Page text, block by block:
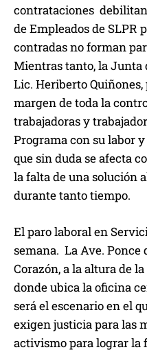
contrataciones
de Empleados de SLPR
contradas no forman
Mientras tanto, la Junta
Lic. Heriberto
margen de toda la
trabajadoras y
Programa con su labor
que sin duda se afecta
la falta de una solución
durante tanto tiempo.
El paro laboral en
semana. La Ave. Ponce
Corazón, a la altura de
donde ubica la oficina
será el escenario en el
exigen justicia para las
activismo para lograr la